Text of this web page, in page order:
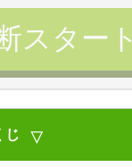
スタート
じ